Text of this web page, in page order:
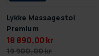
Lykke Massagestol
Premium
18 890,00 kr
19 900,00 kr